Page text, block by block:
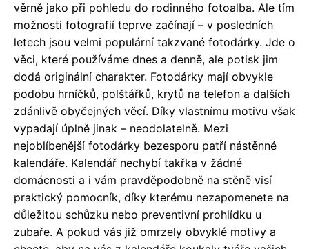
věrně jako při pohledu do rodinného fotoalba. Ale tím
možnosti fotografií teprve začínají – v posledních
letech jsou velmi populární takzvané fotodárky. Jde o
věci, které používáme dnes a denně, ale potisk jim
dodá originální charakter. Fotodárky mají obvykle
podobu hrníčků, polštářků, krytů na telefon a dalších
zdánlivě obyčejných věcí. Díky vlastnímu motivu však
vypadají úplně jinak – neodolatelně. Mezi
nejoblíbenější fotodárky bezesporu patří nástěnné
kalendáře. Kalendář nechybí takřka v žádné
domácnosti a i vám pravděpodobně na stěně visí
praktický pomocník, díky kterému nezapomenete na
důležitou schůzku nebo preventivní prohlídku u
zubaře. A pokud vás již omrzely obvyklé motivy a